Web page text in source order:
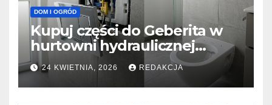
DOM I OGRÓD
Kupuj części do Geberita w
hurtowni hydraulicznej
PROTERM
24 KWIETNIA, 2026 REDAKCJA